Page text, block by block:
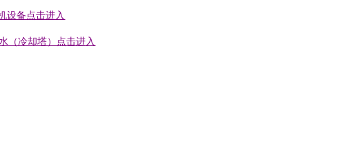
设备点击进入
（冷却塔）点击进入